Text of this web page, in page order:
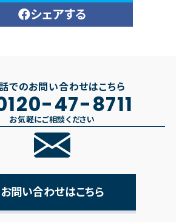
シェアする
でのお問い合わせはこちら
47-8711
お気軽にご相談ください
お問い合わせはこちら